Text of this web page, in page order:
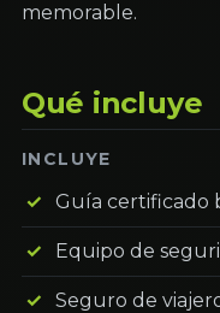
memorable.
Qué incluye
INCLUYE
Guía certificado
Equipo de
Seguro de